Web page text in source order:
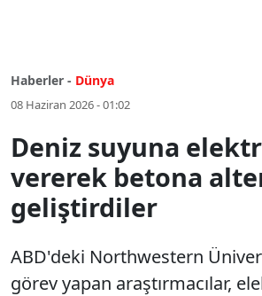
Haberler - Dünya
08 Haziran 2026 - 01:02
Deniz suyuna
vererek betona
geliştirdiler
ABD'deki Northwestern
görev yapan araştırmacılar,